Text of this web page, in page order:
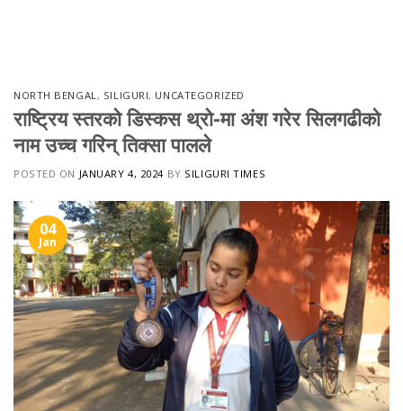
NORTH BENGAL, SILIGURI, UNCATEGORIZED
राष्ट्रिय स्तरको डिस्कस थ्रो-मा अंश गरेर सिलगढीको
नाम उच्च गरिन् तिक्सा पालले
POSTED ON JANUARY 4, 2024 BY SILIGURI TIMES
04
Jan